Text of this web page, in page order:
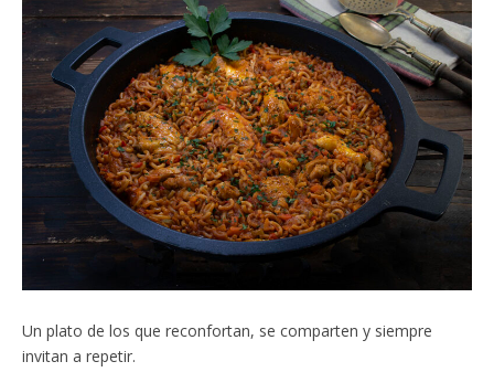
Un plato de los que reconfortan, se comparten y siempre
invitan a repetir.